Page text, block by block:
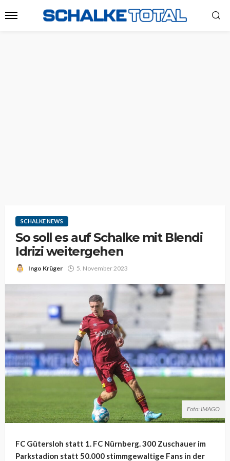
SCHALKE NEWS
So soll es auf Schalke mit Blendi
Idrizi weitergehen
Ingo Krüger 5. November 2023
Foto: IMAGO
FC Gütersloh statt 1. FC Nürnberg. 300 Zuschauer im
Parkstadion statt 50.000 stimmgewaltige Fans in der